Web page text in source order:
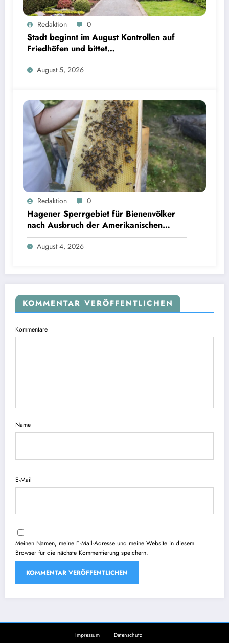
Redaktion 0
Stadt beginnt im August Kontrollen auf
Friedhöfen und bittet
Grabverantwortliche um Pflegeeinsatz
August 5, 2026
Redaktion 0
Hagener Sperrgebiet für Bienenvölker
nach Ausbruch der Amerikanischen
Faulbrut aufgehoben
August 4, 2026
KOMMENTAR VERÖFFENTLICHEN
Kommentare
Name
E-Mail
Meinen Namen, meine E-Mail-Adresse und meine Website in diesem
Browser für die nächste Kommentierung speichern.
Impressum Datenschutz